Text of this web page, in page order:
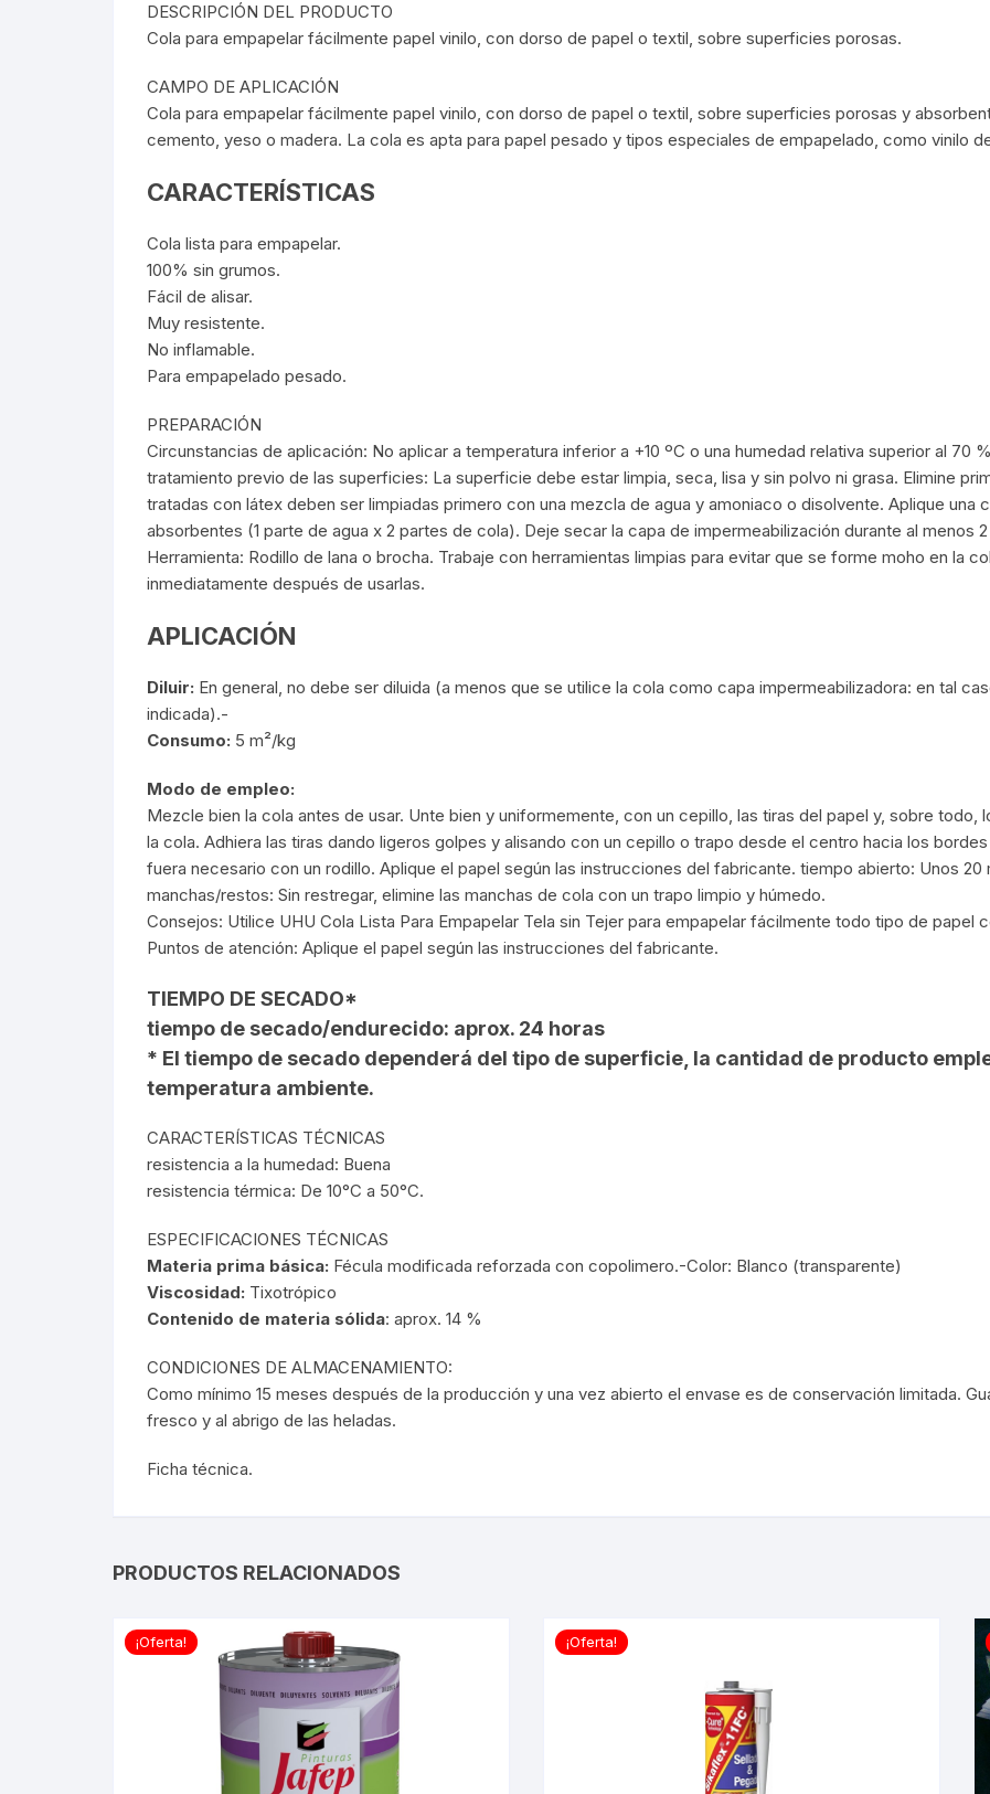
DESCRIPCIÓN DEL PRODUCTO
Cola para empapelar fácilmente papel vinilo, con dorso de papel o textil, sobre superficies porosas.
CAMPO DE APLICACIÓN
Cola para empapelar fácilmente papel vinilo, con dorso de papel o textil, sobre superficies porosas y
cemento, yeso o madera. La cola es apta para papel pesado y tipos especiales de empapelado, como vinilo
CARACTERÍSTICAS
Cola lista para empapelar.
100% sin grumos.
Fácil de alisar.
Muy resistente.
No inflamable.
Para empapelado pesado.
PREPARACIÓN
Circunstancias de aplicación: No aplicar a temperatura inferior a +10 ºC o una humedad relativa superior al 70
tratamiento previo de las superficies: La superficie debe estar limpia, seca, lisa y sin polvo ni grasa. Elimine
tratadas con látex deben ser limpiadas primero con una mezcla de agua y amoniaco o disolvente. Aplique una
absorbentes (1 parte de agua x 2 partes de cola). Deje secar la capa de impermeabilización durante al menos
Herramienta: Rodillo de lana o brocha. Trabaje con herramientas limpias para evitar que se forme moho en la
inmediatamente después de usarlas.
APLICACIÓN
Diluir: En general, no debe ser diluida (a menos que se utilice la cola como capa impermeabilizadora: en tal
indicada).-
Consumo: 5 m²/kg
Modo de empleo:
Mezcle bien la cola antes de usar. Unte bien y uniformemente, con un cepillo, las tiras del papel y, sobre
la cola. Adhiera las tiras dando ligeros golpes y alisando con un cepillo o trapo desde el centro hacia los
fuera necesario con un rodillo. Aplique el papel según las instrucciones del fabricante. tiempo abierto: Unos 20
manchas/restos: Sin restregar, elimine las manchas de cola con un trapo limpio y húmedo.
Consejos: Utilice UHU Cola Lista Para Empapelar Tela sin Tejer para empapelar fácilmente todo tipo de papel
Puntos de atención: Aplique el papel según las instrucciones del fabricante.
TIEMPO DE SECADO*
tiempo de secado/endurecido: aprox. 24 horas
* El tiempo de secado dependerá del tipo de superficie, la cantidad de producto
temperatura ambiente.
CARACTERÍSTICAS TÉCNICAS
resistencia a la humedad: Buena
resistencia térmica: De 10°C a 50°C.
ESPECIFICACIONES TÉCNICAS
Materia prima básica: Fécula modificada reforzada con copolimero.-Color: Blanco (transparente)
Viscosidad: Tixotrópico
Contenido de materia sólida: aprox. 14 %
CONDICIONES DE ALMACENAMIENTO:
Como mínimo 15 meses después de la producción y una vez abierto el envase es de conservación limitada.
fresco y al abrigo de las heladas.
Ficha técnica.
PRODUCTOS RELACIONADOS
¡Oferta! ¡Oferta!